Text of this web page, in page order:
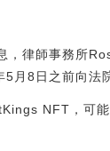
律師事務所
月8日之前向法
NFT，可